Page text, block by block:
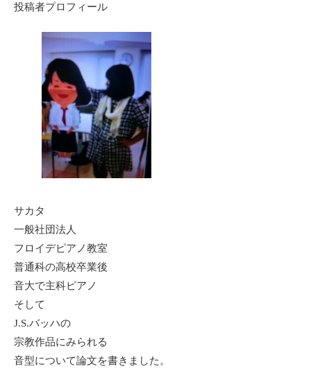
投稿者プロフィール
サカタ
一般社団法人
フロイデピアノ教室
普通科の高校卒業後
音大で主科ピアノ
そして
J.S.バッハの
宗教作品にみられる
音型について論文を書きました。